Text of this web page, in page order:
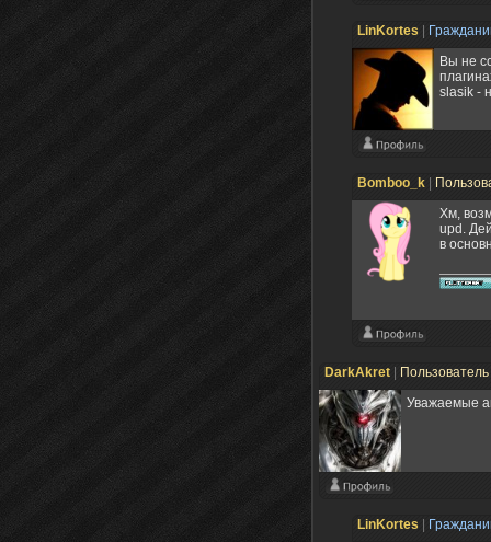
LinKortes
Вы не
slasik -
Bomboo_k
Хм,
upd.
в
DarkAkret
Пользователь
Уважаемые
LinKortes